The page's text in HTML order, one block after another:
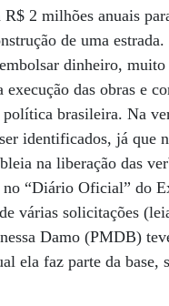
2 milhões anuais
de uma
dinheiro,
das obras e
brasileira. Na
identificados, já que
na liberação das
no “Diário Oficial” do
várias solicitações
Damo (PMDB)
ela faz parte da base,